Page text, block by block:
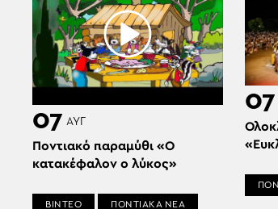
07 ΑΥΓ
Ποντιακό παραμύθι «Ο
κατακέφαλον ο λύκος»
ΒΙΝΤΕΟ ΠΟΝΤΙΑΚΑ ΝΕΑ
07